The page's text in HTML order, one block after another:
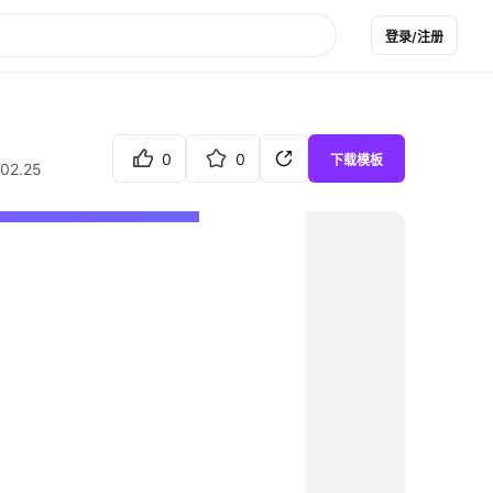
登录/注册
0 0 下载模板